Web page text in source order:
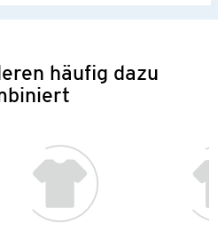
häufig dazu